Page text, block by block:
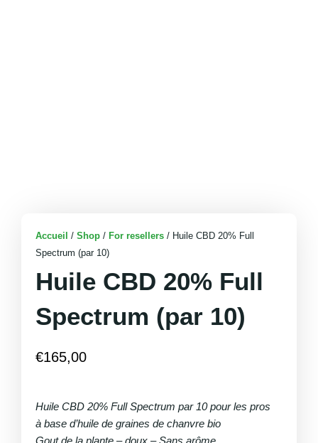
Accueil / Shop / For resellers / Huile CBD 20% Full
Spectrum (par 10)
Huile CBD 20% Full
Spectrum (par 10)
€165,00
Huile CBD 20% Full Spectrum par 10 pour les pros
à base d’huile de graines de chanvre bio
Gout de la plante – doux – Sans arôme